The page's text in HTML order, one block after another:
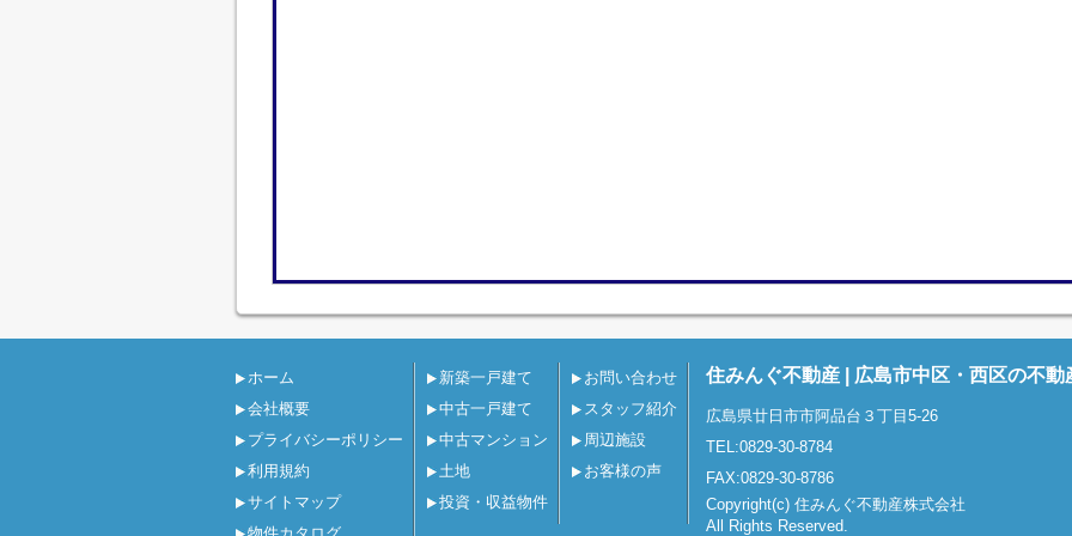
ホーム
会社概要
プライバシーポリシー
利用規約
サイトマップ
新築一戸建て
中古一戸建て
中古マンション
土地
投資・収益物件
お問い合わせ
スタッフ紹介
周辺施設
お客様の声
住みんぐ不動産 | 広島市中区・西区の不動
広島県廿日市市阿品台３丁目5-26
TEL:0829-30-8784
FAX:0829-30-8786
Copyright(c) 住みんぐ不動産株式会社
All Rights Reserved.